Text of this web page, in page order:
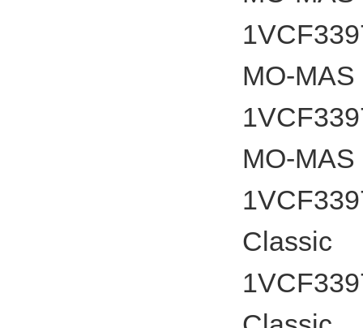
MO-
MO-
Classic